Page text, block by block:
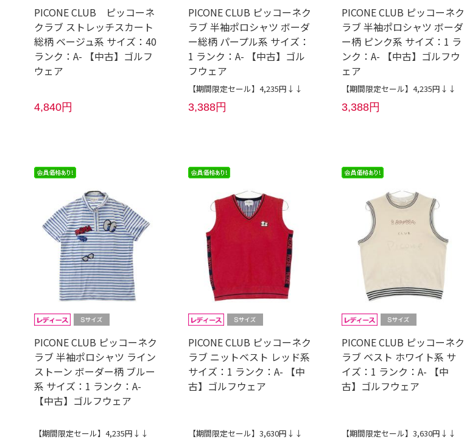
PICONE CLUB ピッコーネ
クラブ ストレッチスカート
総柄 ベージュ系 サイズ：40
ランク：A- 【中古】ゴルフ
ウェア
4,840円
PICONE CLUB ピッコーネク
ラブ 半袖ポロシャツ ボーダ
ー総柄 パープル系 サイズ：
1 ランク：A- 【中古】ゴル
フウェア
【期間限定セール】4,235円↓↓
3,388円
PICONE CLUB ピッコーネク
ラブ 半袖ポロシャツ ボーダ
ー柄 ピンク系 サイズ：1 ラ
ンク：A- 【中古】ゴルフウ
ェア
【期間限定セール】4,235円↓↓
3,388円
PICONE CLUB ピッコーネク
ラブ 半袖ポロシャツ ライン
ストーン ボーダー柄 ブルー
系 サイズ：1 ランク：A-
【中古】ゴルフウェア
【期間限定セール】4,235円↓↓
PICONE CLUB ピッコーネク
ラブ ニットベスト レッド系
サイズ：1 ランク：A- 【中
古】ゴルフウェア
【期間限定セール】3,630円↓↓
PICONE CLUB ピッコーネク
ラブ ベスト ホワイト系 サ
イズ：1 ランク：A- 【中
古】ゴルフウェア
【期間限定セール】3,630円↓↓